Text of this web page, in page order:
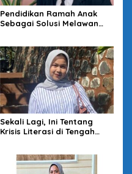
Pendidikan Ramah Anak
Sebagai Solusi Melawan
Sekali Lagi, Ini Tentang
Krisis Literasi di Tengah